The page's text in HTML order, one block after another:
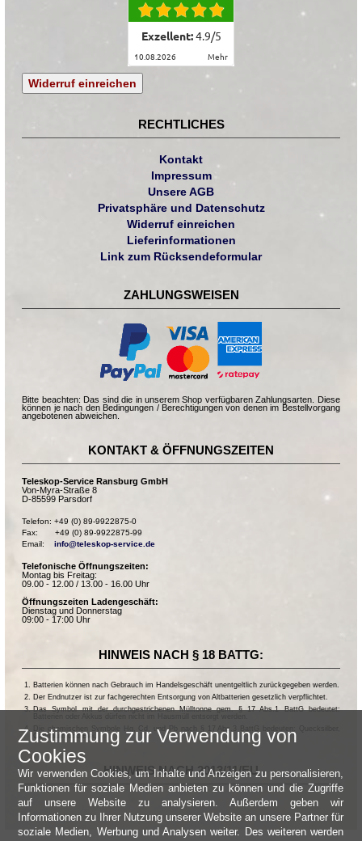
Exzellent:4.9/5
10.08.2026 mehr
Widerruf einreichen
RECHTLICHES
Kontakt
Impressum
Unsere AGB
Privatsphäre und Datenschutz
Widerruf einreichen
Lieferinformationen
Link zum Rücksendeformular
ZAHLUNGSWEISEN
Bitte beachten: Das sind die in unserem Shop verfügbaren Zahlungsarten. Diese
können je nach den Bedingungen / Berechtigungen von denen im Bestellvorgang
angebotenen abweichen.
KONTAKT & ÖFFNUNGSZEITEN
Teleskop-Service Ransburg GmbH
Von-Myra-Straße 8
D-85599 Parsdorf
Telefon: +49 (0) 89-9922875-0
Fax:       +49 (0) 89-9922875-99
Email: info@teleskop-service.de
Telefonische Öffnungszeiten:
Montag bis Freitag:
09.00 - 12.00 / 13.00 - 16.00 Uhr
Öffnungszeiten Ladengeschäft:
Dienstag und Donnerstag
09:00 - 17:00 Uhr
HINWEIS NACH § 18 BATTG:
Batterien können nach Gebrauch im Handelsgeschäft unentgeltlich zurückgegeben werden.
Der Endnutzer ist zur fachgerechten Entsorgung von Altbatterien gesetzlich verpflichtet.
Das Symbol mit der durchgestrichenen Mülltonne gem. § 17 Abs.1 BattG bedeutet:
Die chemischen Symbole Hg, Cd, und Pb nach § 17 Abs.3 BattG bedeuten: Quecksilber,
Cadmium und Blei.
HINWEIS NACH 2013/11/EU
Zustimmung zur Verwendung von
Cookies
Wir verwenden Cookies, um Inhalte und Anzeigen zu personalisieren,
Funktionen für soziale Medien anbieten zu können und die Zugriffe
auf unsere Website zu analysieren. Außerdem geben wir
Informationen zu Ihrer Nutzung unserer Website an unsere Partner für
soziale Medien, Werbung und Analysen weiter. Des weiteren werden